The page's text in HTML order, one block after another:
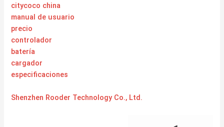
citycoco china
manual de usuario
precio
controlador
batería
cargador
especificaciones
Shenzhen Rooder Technology Co., Ltd.